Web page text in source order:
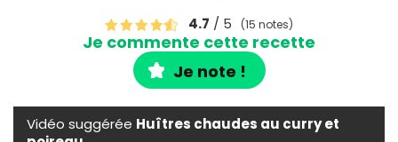
4.7 / 5 (15 notes)
Je commente cette recette
Je note !
Vidéo suggérée Huîtres chaudes au curry et